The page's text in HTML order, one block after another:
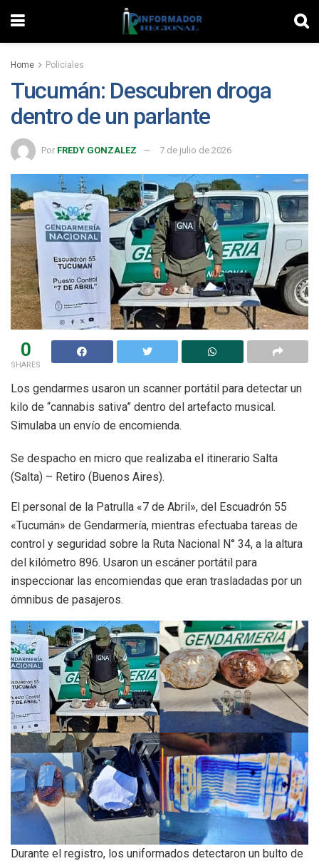
Home Policiales
Tucumán: Descubren droga
dentro de un parlante
Por FREDY GONZALEZ 7 de julio de 2026
0
SHARES
Los gendarmes usaron un scanner portátil para detectar un
kilo de “cannabis sativa” dentro del artefacto musical.
Simulaba un envío de encomienda.
Se despacho en micro que realizaba el itinerario Salta
(Salta) – Retiro (Buenos Aires).
El personal de la Patrulla «7 de Abril», del Escuadrón 55
«Tucumán» de Gendarmería, mientras efectuaba tareas de
control y seguridad sobre la Ruta Nacional N° 34, a la altura
del kilómetro 896. Usaron un escáner portátil para
inspeccionar las encomiendas que eran trasladadas por un
ómnibus de pasajeros.
Durante el registro, los uniformados detectaron un bulto de